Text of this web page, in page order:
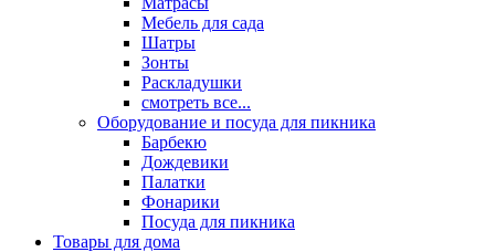
Мебель для сада
Шатры
Зонты
Раскладушки
смотреть все...
Оборудование и посуда для пикника
Барбекю
Дождевики
Палатки
Фонарики
Посуда для пикника
Товары для дома